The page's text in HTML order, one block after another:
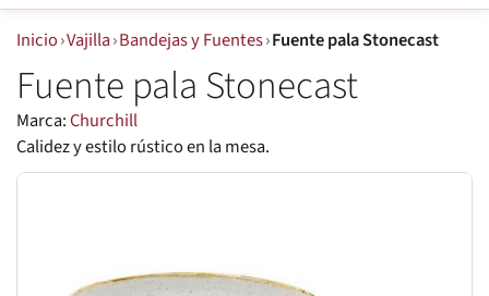
Inicio›Vajilla›Bandejas y Fuentes›Fuente pala Stonecast
Fuente pala Stonecast
Marca:Churchill
Calidez y estilo rústico en la mesa.